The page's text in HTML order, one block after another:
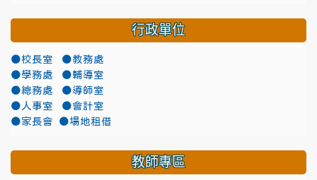
行政單位
●校長室
●教務處
●學務處
●輔導室
●總務處
●導師室
●人事室
●會計室
●家長會
●場地租借
教師專區